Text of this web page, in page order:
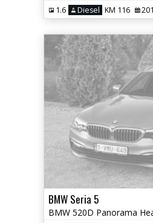
1.6 Diesel KM 116
BMW Seria 5